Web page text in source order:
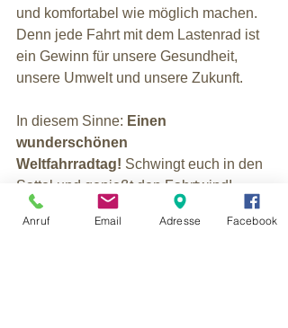
und komfortabel wie möglich machen.
Denn jede Fahrt mit dem Lastenrad ist
ein Gewinn für unsere Gesundheit,
unsere Umwelt und unsere Zukunft.
In diesem Sinne: Einen
wunderschönen
Weltfahrradtag! Schwingt euch in den
Sattel und genießt den Fahrtwind!
Dein Team von FamilyBikes
Anruf Email Adresse Facebook